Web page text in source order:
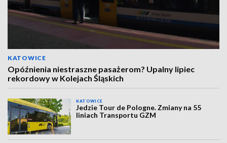
KATOWICE
Opóźnienia niestraszne pasażerom? Upalny lipiec
rekordowy w Kolejach Śląskich
KATOWICE
Jedzie Tour de Pologne. Zmiany na 55
liniach Transportu GZM